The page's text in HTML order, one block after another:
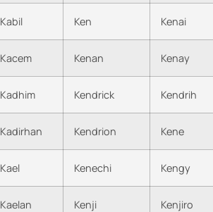
Kabil Ken Kenai
Kacem Kenan Kenay
Kadhim Kendrick Kendrih
Kadirhan Kendrion Kene
Kael Kenechi Kengy
Kaelan Kenji Kenjiro